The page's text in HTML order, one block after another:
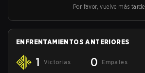
Por favor, vuelve más tarde
ENFRENTAMIENTOS ANTERIORES
1 Victorias 0 Empates